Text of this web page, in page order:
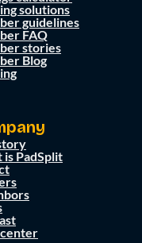
solutions
guidelines
FAQ
stories
Blog
is PadSplit